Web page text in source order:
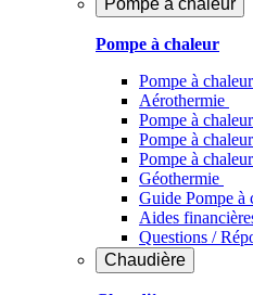
Pompe à chaleur
Pompe à chaleur
Pompe à
Aérothermie
Pompe à
Pompe à
Pompe à
Géothermie
Guide Pompe à
Aides
Questions /
Chaudière